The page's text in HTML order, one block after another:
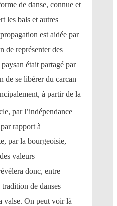
de danse, connue et
les bals et autres
est aidée par
de représenter des
était partagé par
de se libérer du carcan
à partir de la
par l’indépendance
rapport à
par la bourgeoisie,
valeurs
donc, entre
tradition de danses
valse. On peut voir là